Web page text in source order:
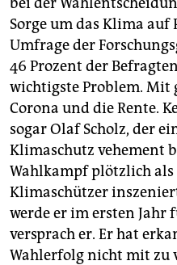
Sorge um das Klima
Umfrage der
46 Prozent der
wichtigste Problem. Mit
Corona und die Rente.
sogar Olaf Scholz, der
Klimaschutz vehement
Wahlkampf plötzlich als
Klimaschützer
werde er im ersten Jahr
versprach er. Er hat
Wahlerfolg nicht mit zu